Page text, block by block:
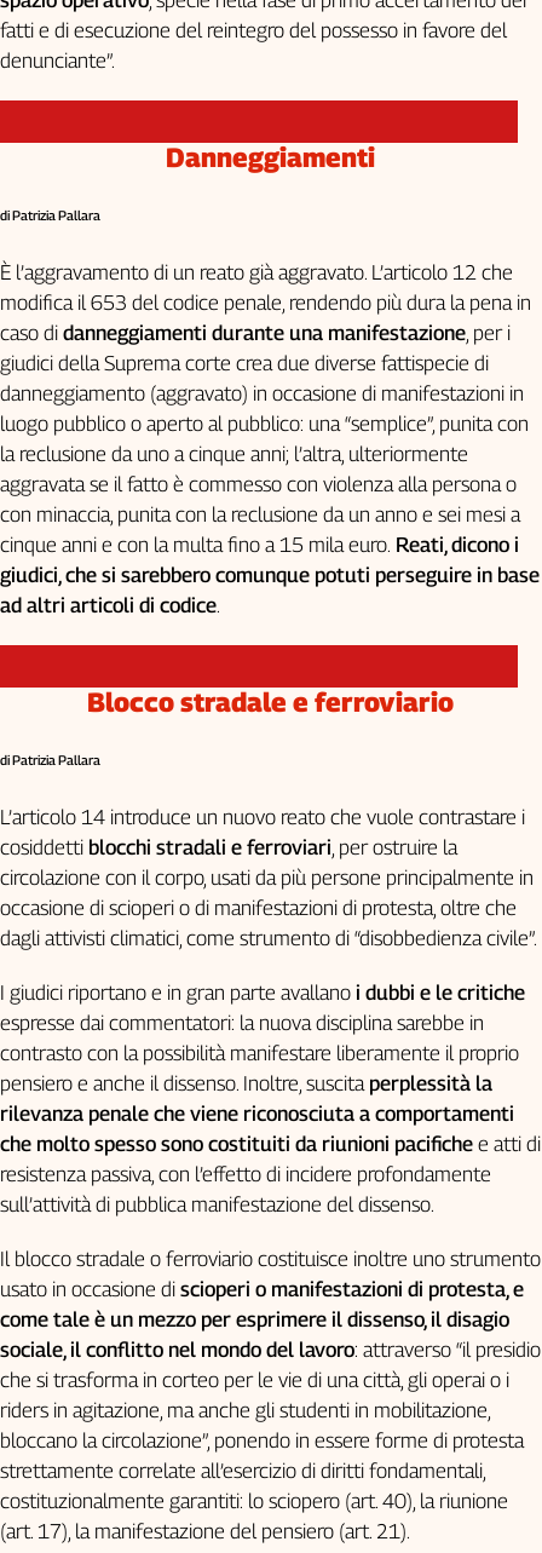
fatti e di esecuzione del reintegro del possesso in favore del
denunciante”.
Danneggiamenti
di Patrizia Pallara
È l’aggravamento di un reato già aggravato. L’articolo 12 che
modifica il 653 del codice penale, rendendo più dura la pena in
caso di danneggiamenti durante una manifestazione, per i
giudici della Suprema corte crea due diverse fattispecie di
danneggiamento (aggravato) in occasione di manifestazioni in
luogo pubblico o aperto al pubblico: una “semplice”, punita con
la reclusione da uno a cinque anni; l’altra, ulteriormente
aggravata se il fatto è commesso con violenza alla persona o
con minaccia, punita con la reclusione da un anno e sei mesi a
cinque anni e con la multa fino a 15 mila euro. Reati, dicono i
giudici, che si sarebbero comunque potuti perseguire in base
ad altri articoli di codice.
Blocco stradale e ferroviario
di Patrizia Pallara
L’articolo 14 introduce un nuovo reato che vuole contrastare i
cosiddetti blocchi stradali e ferroviari, per ostruire la
circolazione con il corpo, usati da più persone principalmente in
occasione di scioperi o di manifestazioni di protesta, oltre che
dagli attivisti climatici, come strumento di “disobbedienza civile”.
I giudici riportano e in gran parte avallano i dubbi e le critiche
espresse dai commentatori: la nuova disciplina sarebbe in
contrasto con la possibilità manifestare liberamente il proprio
pensiero e anche il dissenso. Inoltre, suscita perplessità la
rilevanza penale che viene riconosciuta a comportamenti
che molto spesso sono costituiti da riunioni pacifiche e atti di
resistenza passiva, con l’effetto di incidere profondamente
sull’attività di pubblica manifestazione del dissenso.
Il blocco stradale o ferroviario costituisce inoltre uno strumento
usato in occasione di scioperi o manifestazioni di protesta, e
come tale è un mezzo per esprimere il dissenso, il disagio
sociale, il conflitto nel mondo del lavoro: attraverso “il presidio
che si trasforma in corteo per le vie di una città, gli operai o i
riders in agitazione, ma anche gli studenti in mobilitazione,
bloccano la circolazione”, ponendo in essere forme di protesta
strettamente correlate all’esercizio di diritti fondamentali,
costituzionalmente garantiti: lo sciopero (art. 40), la riunione
(art. 17), la manifestazione del pensiero (art. 21).